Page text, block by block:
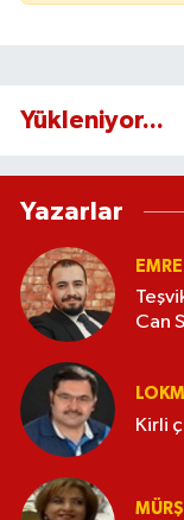
Yükleniyor...
Yazarlar
Can
Kirli